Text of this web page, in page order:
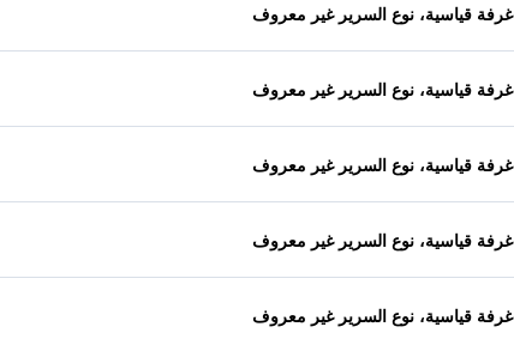
غرفة قياسية، نوع السرير غير معروف
غرفة قياسية، نوع السرير غير معروف
غرفة قياسية، نوع السرير غير معروف
غرفة قياسية، نوع السرير غير معروف
غرفة قياسية، نوع السرير غير معروف